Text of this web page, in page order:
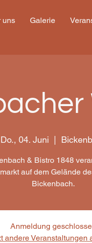
uns Galerie
Do., 04. Juni
& Bistro 1848
auf dem Gelände
Bickenbach.
Anmeldung
andere Veranstaltungen